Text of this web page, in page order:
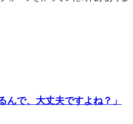
んで、大丈夫ですよね？」